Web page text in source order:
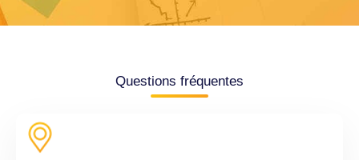
Questions fréquentes